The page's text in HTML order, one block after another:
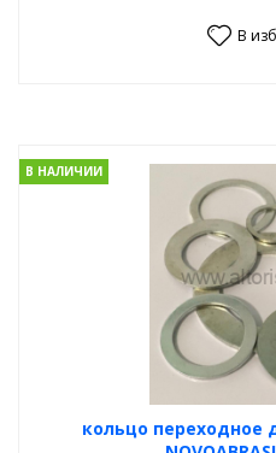
В
кольцо переходное
В НАЛИЧИИ